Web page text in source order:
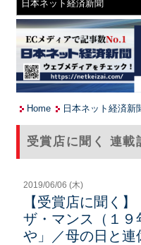
日本ネット経済新聞
Home 日本ネット経済新
受賞店に聞く 連載
2019/06/06 (木)
【受賞店に聞く
ザ・マンス（１９
や」／母の日と連